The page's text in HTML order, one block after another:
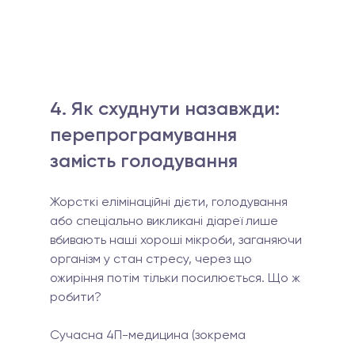
4. Як схуднути назавжди:
перепрограмування
замість голодування
Жорсткі елімінаційні дієти, голодування
або спеціально викликані діареї лише
вбивають наші хороші мікроби, заганяючи
організм у стан стресу, через що
ожиріння потім тільки посилюється. Що ж
робити?
Сучасна 4П-медицина (зокрема